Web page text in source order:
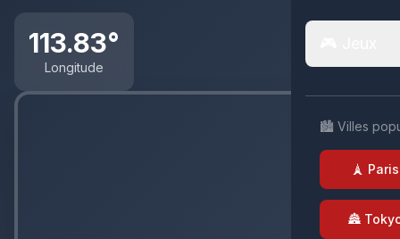
🏙️ Villes
🗼 Paris
🏯
113.83°
Longitude